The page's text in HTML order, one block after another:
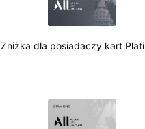
Zniżka dla posiadaczy kart